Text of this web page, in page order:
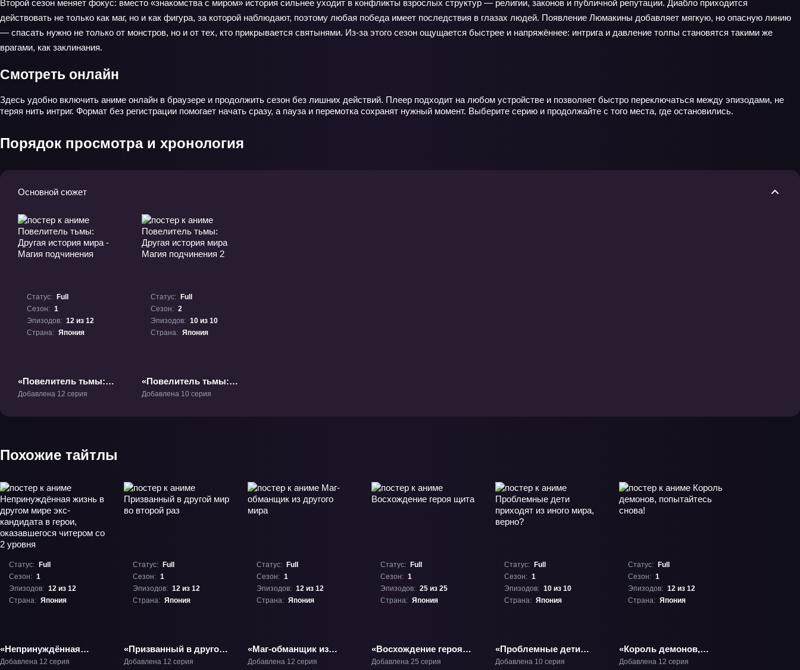
Второй сезон меняет фокус: вместо «знакомства с миром» история сильнее уходит в конфликты взрослых структур — религии, законов и публичной репутации. Диабло приходится
действовать не только как маг, но и как фигура, за которой наблюдают, поэтому любая победа имеет последствия в глазах людей. Появление Люмакины добавляет мягкую, но опасную линию
— спасать нужно не только от монстров, но и от тех, кто прикрывается святынями. Из-за этого сезон ощущается быстрее и напряжённее: интрига и давление толпы становятся такими же
врагами, как заклинания.
Смотреть онлайн
Здесь удобно включить аниме онлайн в браузере и продолжить сезон без лишних действий. Плеер подходит на любом устройстве и позволяет быстро переключаться между эпизодами, не
теряя нить интриг. Формат без регистрации помогает начать сразу, а пауза и перемотка сохранят нужный момент. Выберите серию и продолжайте с того места, где остановились.
Порядок просмотра и хронология
Основной сюжет
Статус:
Full
Сезон: 1
Эпизодов: 12 из 12
Страна: Япония
«Повелитель тьмы:
Другая история мира -
ТВ-1
Добавлена 12 серия
Статус:
Full
Сезон: 2
Эпизодов: 10 из 10
Страна: Япония
«Повелитель тьмы:
Другая история мира
Добавлена 10 серия
Похожие тайтлы
Статус:
Full
Сезон: 1
Эпизодов: 12 из 12
Страна: Япония
«Непринуждённая
жизнь в другом мире
Добавлена 12 серия
Статус:
Full
Сезон: 1
Эпизодов: 12 из 12
Страна: Япония
«Призванный в другой
мир во второй раз»
Добавлена 12 серия
Статус:
Full
Сезон: 1
Эпизодов: 12 из 12
Страна: Япония
«Маг-обманщик из
другого мира» ТВ-1
Добавлена 12 серия
Статус:
Full
Сезон: 1
Эпизодов: 25 из 25
Страна: Япония
«Восхождение героя
щита» ТВ-1
Добавлена 25 серия
Статус:
Full
Сезон: 1
Эпизодов: 10 из 10
Страна: Япония
«Проблемные дети
приходят из иного
Добавлена 10 серия
Статус:
Full
Сезон: 1
Эпизодов: 12 из 12
Страна: Япония
«Король демонов,
попытайтесь снова!»
Добавлена 12 серия